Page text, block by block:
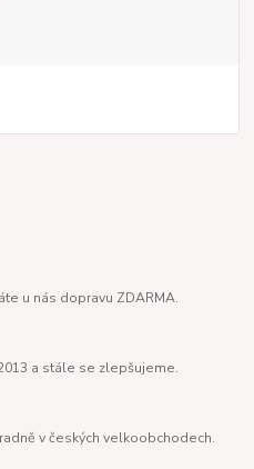
u nás dopravu ZDARMA.
a stále se zlepšujeme.
v českých velkoobchodech.